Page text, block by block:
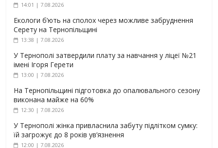
14:01 | 7.08.2026
Екологи б’ють на сполох через можливе забруднення
Серету на Тернопільщині
13:38 | 7.08.2026
У Тернополі затвердили плату за навчання у ліцеї №21
імені Ігоря Герети
13:00 | 7.08.2026
На Тернопільщині підготовка до опалювального сезону
виконана майже на 60%
12:30 | 7.08.2026
У Тернополі жінка привласнила забуту підлітком сумку:
їй загрожує до 8 років ув’язнення
12:00 | 7.08.2026